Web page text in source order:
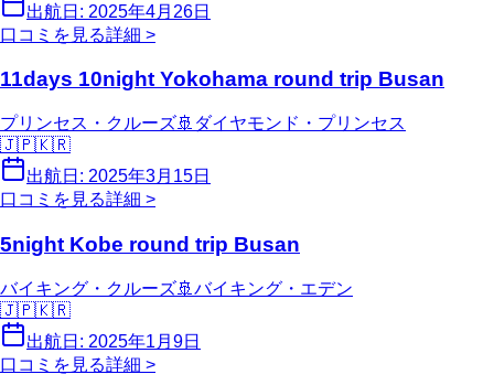
出航日: 2025年4月26日
口コミを見る詳細 >
11days 10night Yokohama round trip Busan
プリンセス・クルーズ🚢 ダイヤモンド・プリンセス
🇯🇵🇰🇷
出航日: 2025年3月15日
口コミを見る詳細 >
5night Kobe round trip Busan
バイキング・クルーズ🚢 バイキング・エデン
🇯🇵🇰🇷
出航日: 2025年1月9日
口コミを見る詳細 >